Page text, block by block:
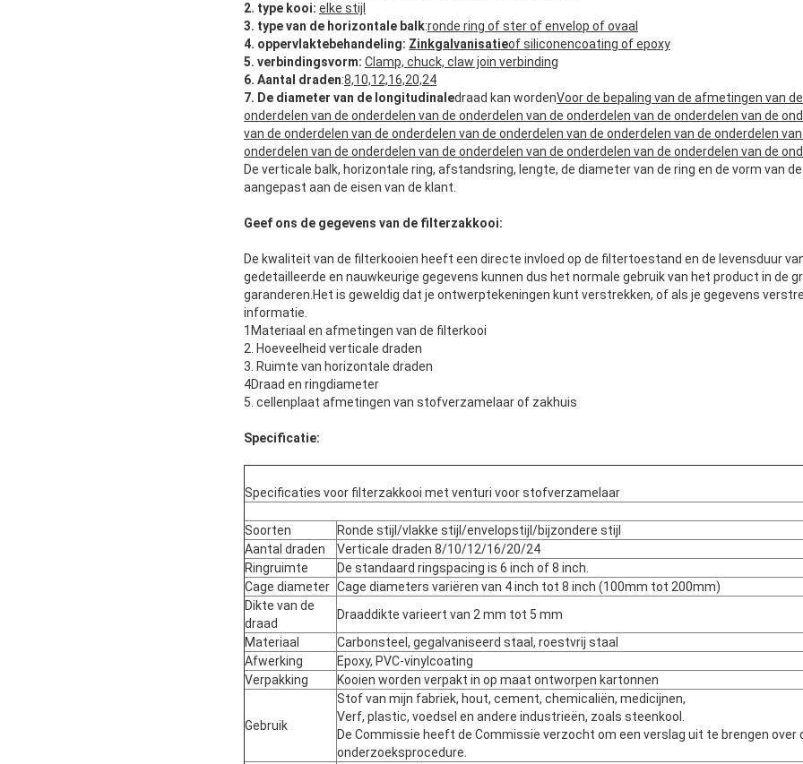
2. type kooi: elke stijl
3. type van de horizontale balk:ronde ring of ster of envelop of ovaal
4. oppervlaktebehandeling: Zinkgalvanisatieof siliconencoating of epoxy
5. verbindingsvorm: Clamp, chuck, claw join verbinding
6. Aantal draden:8,10,12,16,20,24
7. De diameter van de longitudinaledraad kan wordenVoor de bepaling van de afmetingen van
onderdelen van de onderdelen van de onderdelen van de onderdelen van de onderdelen van de
van de onderdelen van de onderdelen van de onderdelen van de onderdelen van de onderdelen
onderdelen van de onderdelen van de onderdelen van de onderdelen van de onderdelen van de
De verticale balk, horizontale ring, afstandsring, lengte, de diameter van de ring en de vorm van
aangepast aan de eisen van de klant.
Geef ons de gegevens van de filterzakkooi:
De kwaliteit van de filterkooien heeft een directe invloed op de filtertoestand en de levensduur
gedetailleerde en nauwkeurige gegevens kunnen dus het normale gebruik van het product in de
garanderen.Het is geweldig dat je ontwerptekeningen kunt verstrekken, of als je gegevens
informatie.
1Materiaal en afmetingen van de filterkooi
2. Hoeveelheid verticale draden
3. Ruimte van horizontale draden
4Draad en ringdiameter
5. cellenplaat afmetingen van stofverzamelaar of zakhuis
Specificatie:
Specificaties voor filterzakkooi met venturi voor stofverzamelaar
Soorten
Ronde stijl/vlakke stijl/envelopstijl/bijzondere stijl
Aantal draden
Verticale draden 8/10/12/16/20/24
Ringruimte
De standaard ringspacing is 6 inch of 8 inch.
Cage diameter Cage diameters variëren van 4 inch tot 8 inch (100mm tot 200mm)
Dikte van de
draad
Draaddikte varieert van 2 mm tot 5 mm
Materiaal
Carbonsteel, gegalvaniseerd staal, roestvrij staal
Afwerking
Epoxy, PVC-vinylcoating
Verpakking
Kooien worden verpakt in op maat ontworpen kartonnen
Gebruik
Stof van mijn fabriek, hout, cement, chemicaliën, medicijnen,
Verf, plastic, voedsel en andere industrieën, zoals steenkool.
De Commissie heeft de Commissie verzocht om een verslag uit te brengen over
onderzoeksprocedure.